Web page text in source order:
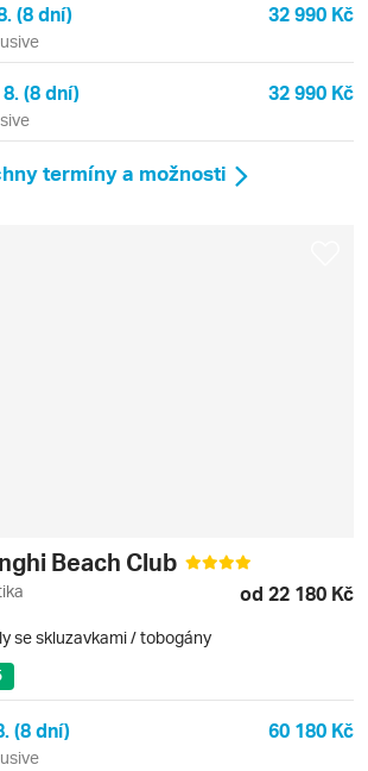
(8 dní) 32 990 Kč
(8 dní) 32 990 Kč
termíny a možnosti
Beach Club
od 22 180 Kč
se skluzavkami / tobogány
(8 dní) 60 180 Kč